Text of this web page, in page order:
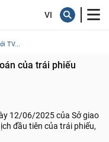
TV...
của trái phiếu
12/06/2025 của Sở giao
đầu tiên của trái phiếu,